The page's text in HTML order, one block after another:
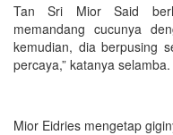
Tan Sri Mior Said
memandang cucunya
kemudian, dia berpusing
percaya,” katanya selamba.
Mior Eidries mengetap